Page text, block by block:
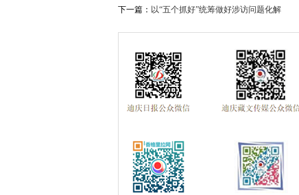
下一篇： 以“五个抓好”统筹做好涉访问题化解